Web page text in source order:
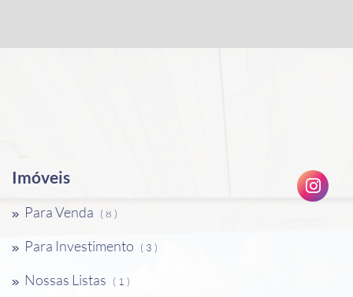
Imóveis
Para Venda ( 8 )
Para Investimento ( 3 )
Nossas Listas ( 1 )